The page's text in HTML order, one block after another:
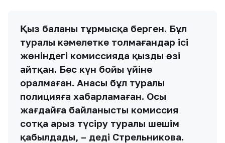
Қыз баланы тұрмысқа берген. Бұл
туралы кәмелетке толмағандар ісі
жөніндегі комиссияда қыздың өзі
айтқан. Бес күн бойы үйіне
оралмаған. Анасы бұл туралы
полицияға хабарламаған. Осы
жағдайға байланысты комиссия
сотқа арыз түсіру туралы шешім
қабылдады, – деді Стрельникова.